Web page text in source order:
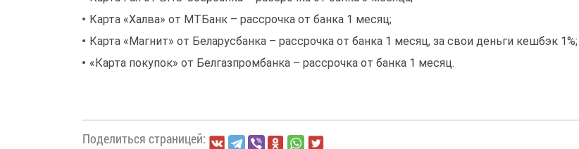
Карта «Халва» от МТБанк – рассрочка от банка 1 месяц;
Карта «Магнит» от Беларусбанка – рассрочка от банка 1 месяц, за свои деньги кешбэк 1%;
«Карта покупок» от Белгазпромбанка – рассрочка от банка 1 месяц.
Поделиться страницей: